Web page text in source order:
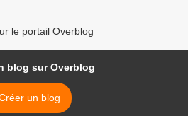
le portail Overblog
blog sur Overblog
un blog